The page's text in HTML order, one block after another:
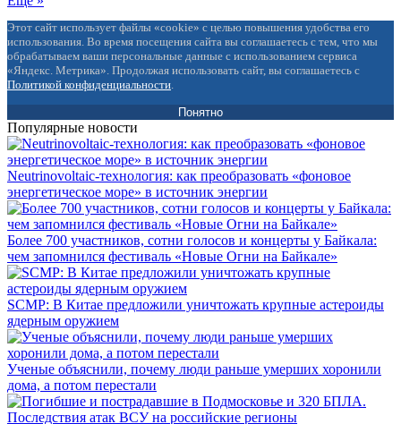
Этот сайт использует файлы «cookie» с целью повышения удобства его
использования. Во время посещения сайта вы соглашаетесь с тем, что мы
обрабатываем ваши персональные данные с использованием сервиса
«Яндекс. Метрика». Продолжая использовать сайт, вы соглашаетесь с
Политикой конфиденциальности
Понятно
Популярные новости
Neutrinovoltaic‑технология: как преобразовать «фоновое
энергетическое море» в источник энергии
Более 700 участников, сотни голосов и концерты у Байкала:
чем запомнился фестиваль «Новые Огни на Байкале»
SCMP: В Китае предложили уничтожать крупные астероиды
ядерным оружием
Ученые объяснили, почему люди раньше умерших хоронили
дома, а потом перестали